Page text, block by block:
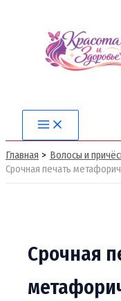
содержимому
Main
Menu
Главная
Волосы и
Срочная печать
Срочная